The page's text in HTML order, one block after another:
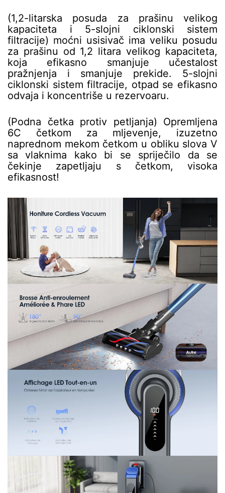
(1,2-litarska posuda za prašinu velikog
kapaciteta i 5-slojni ciklonski sistem
filtracije) moćni usisivač ima veliku posudu
za prašinu od 1,2 litara velikog kapaciteta,
koja efikasno smanjuje učestalost
pražnjenja i smanjuje prekide. 5-slojni
ciklonski sistem filtracije, otpad se efikasno
odvaja i koncentriše u rezervoaru.
(Podna četka protiv petljanja) Opremljena
6C četkom za mljevenje, izuzetno
naprednom mekom četkom u obliku slova V
sa vlaknima kako bi se spriječilo da se
čekinje zapetljaju s četkom, visoka
efikasnost!